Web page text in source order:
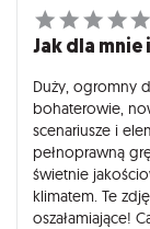
Jak dla mnie
Duży, ogromny
bohaterowie,
scenariusze i
pełnoprawną
świetnie
klimatem. Te
oszałamiające!